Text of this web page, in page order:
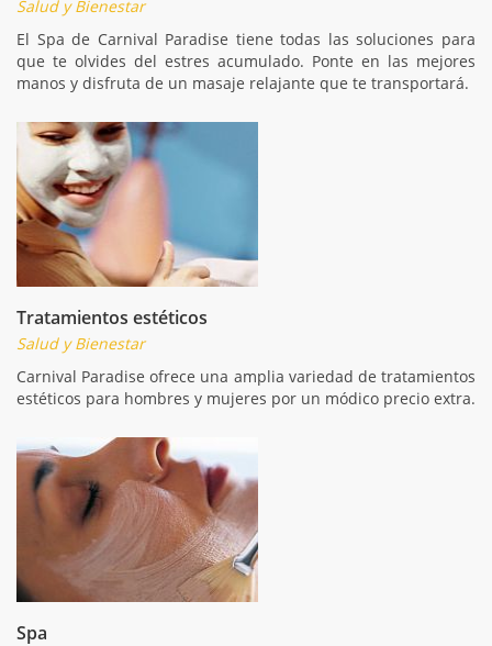
Salud y Bienestar
El Spa de Carnival Paradise tiene todas las soluciones para
que te olvides del estres acumulado. Ponte en las mejores
manos y disfruta de un masaje relajante que te transportará.
Tratamientos estéticos
Salud y Bienestar
Carnival Paradise ofrece una amplia variedad de tratamientos
estéticos para hombres y mujeres por un módico precio extra.
Spa